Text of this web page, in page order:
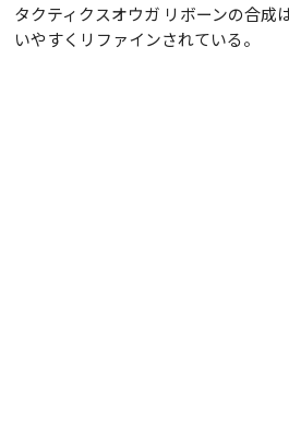
タクティクスオウガ リボーンの合成
いやすくリファインされている。